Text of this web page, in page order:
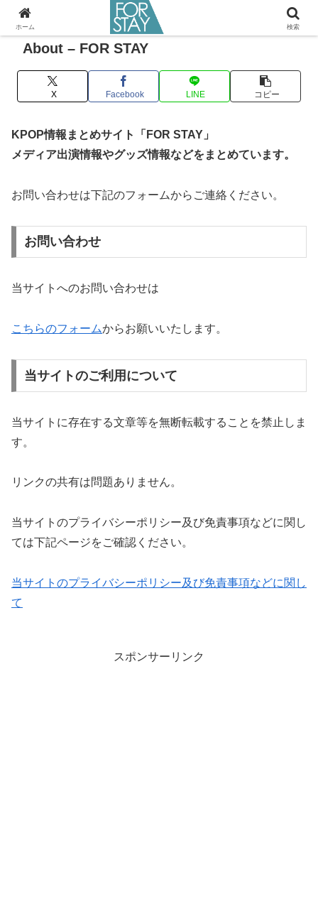
About – FOR STAY
X Facebook LINE コピー
KPOP情報まとめサイト「FOR STAY」
メディア出演情報やグッズ情報などをまとめています。
お問い合わせは下記のフォームからご連絡ください。
お問い合わせ
当サイトへのお問い合わせは
こちらのフォームからお願いいたします。
当サイトのご利用について
当サイトに存在する文章等を無断転載することを禁止しま
す。
リンクの共有は問題ありません。
当サイトのプライバシーポリシー及び免責事項などに関し
ては下記ページをご確認ください。
当サイトのプライバシーポリシー及び免責事項などに関し
て
スポンサーリンク
ホーム 検索